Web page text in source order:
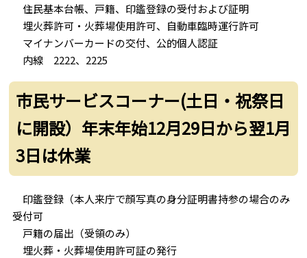
住民基本台帳、戸籍、印鑑登録の受付および証明
埋火葬許可・火葬場使用許可、自動車臨時運行許可
マイナンバーカードの交付、公的個人認証
内線 2222、2225
市民サービスコーナー(土日・祝祭日
に開設）年末年始12月29日から翌1月
3日は休業
印鑑登録（本人来庁で顔写真の身分証明書持参の場合のみ
受付可
戸籍の届出（受領のみ）
埋火葬・火葬場使用許可証の発行